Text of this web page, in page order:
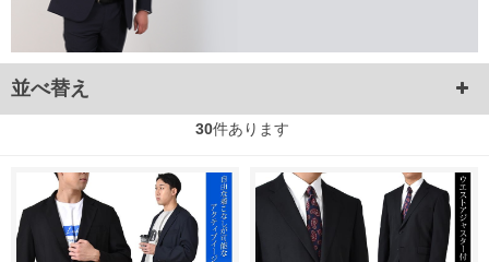
並べ替え
30件あります